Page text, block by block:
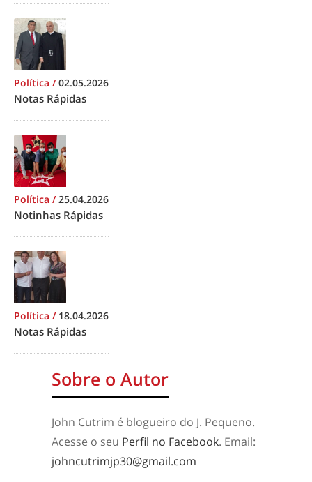
Política /02.05.2026
Notas Rápidas
Política /25.04.2026
Notinhas Rápidas
Política / 18.04.2026
Notas Rápidas
Sobre o Autor
John Cutrim é blogueiro do J. Pequeno.
Acesse o seu Perfil no Facebook. Email:
johncutrimjp30@gmail.com